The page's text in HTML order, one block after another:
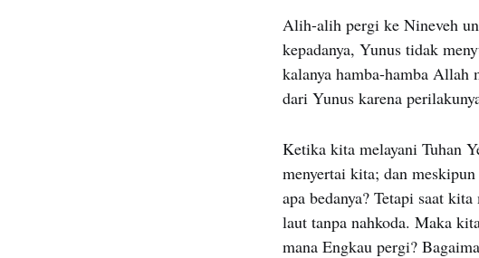
Alih-alih pergi ke Nineveh
kepadanya, Yunus tidak
kalanya hamba-hamba Allah
dari Yunus karena
Ketika kita melayani Tuhan
menyertai kita; dan
apa bedanya? Tetapi saat
laut tanpa nahkoda. Maka
mana Engkau pergi?